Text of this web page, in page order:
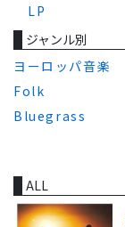
LP
ジャンル別
ヨーロッパ音楽
Folk
Bluegrass
ALL